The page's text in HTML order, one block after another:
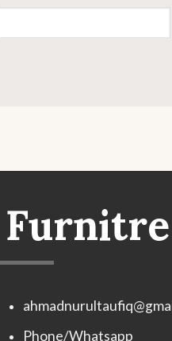
Furnitre
Phone/Whatsapp